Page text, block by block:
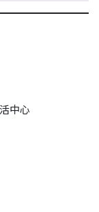
中心